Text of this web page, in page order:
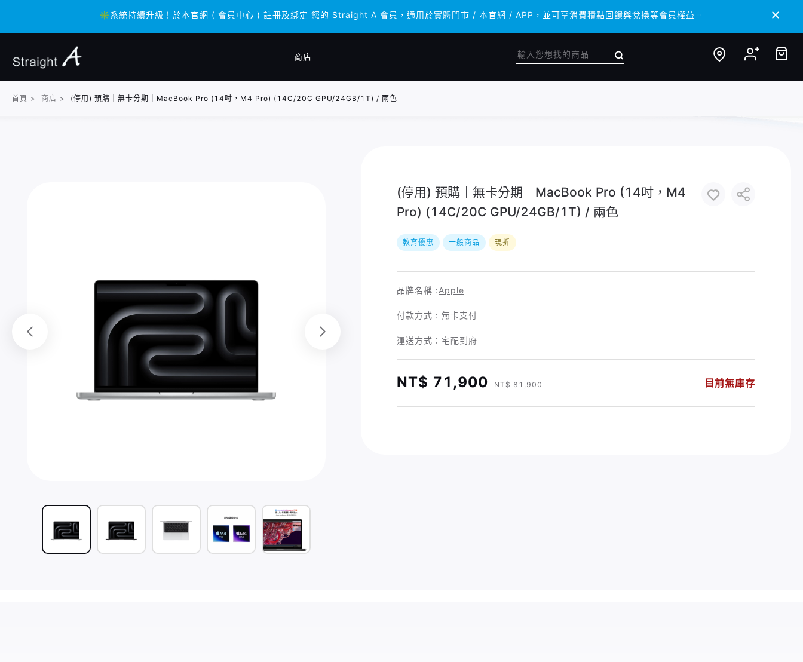
✳️系統持續升級！於本官網 ( 會員中心 ) 註冊及綁定 您的 Straight A 會員，通用於實體門市 / 本官網 / APP，並可享消費積點回饋與兌換等會員權益。
✳️系統持續升級！於本官網 ( 會員中心 ) 註冊及綁定 您的 Straight A 會員，通用於實體門市 / 本官網 / APP，並可享消費積點回饋與兌換等會員權益。
商店
首頁 > 商店 > (停用) 預購｜無卡分期｜MacBook Pro (14吋，M4 Pro) (14C/20C GPU/24GB/1T) / 兩色
(停用) 預購｜無卡分期｜MacBook Pro (14吋，M4
Pro) (14C/20C GPU/24GB/1T) / 兩色
教育優惠 一般商品 現折
品牌名稱 :Apple
付款方式 : 無卡支付
運送方式：宅配到府
NT$ 71,900 NT$ 81,900 目前無庫存